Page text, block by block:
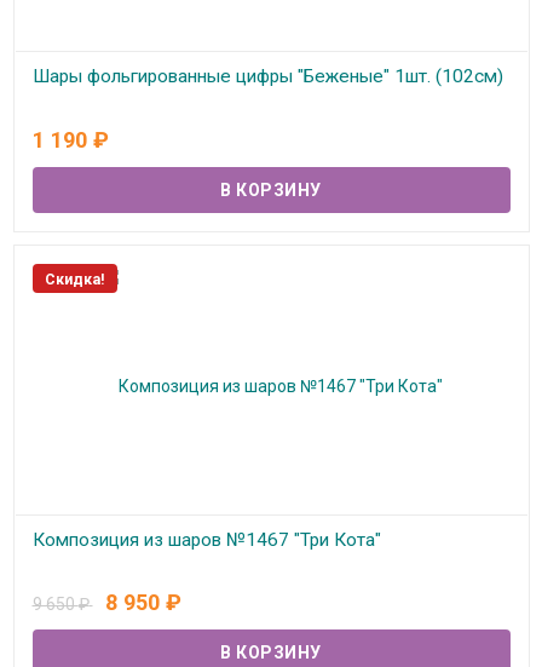
Шары фольгированные цифры "Беженые" 1шт. (102см)
1 190 ₽
Скидка!
Композиция из шаров №1467 "Три Кота"
9 650₽ 8 950 ₽